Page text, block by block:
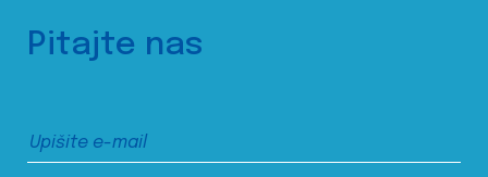
Pitajte nas